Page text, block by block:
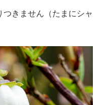
きません（たまにシャ